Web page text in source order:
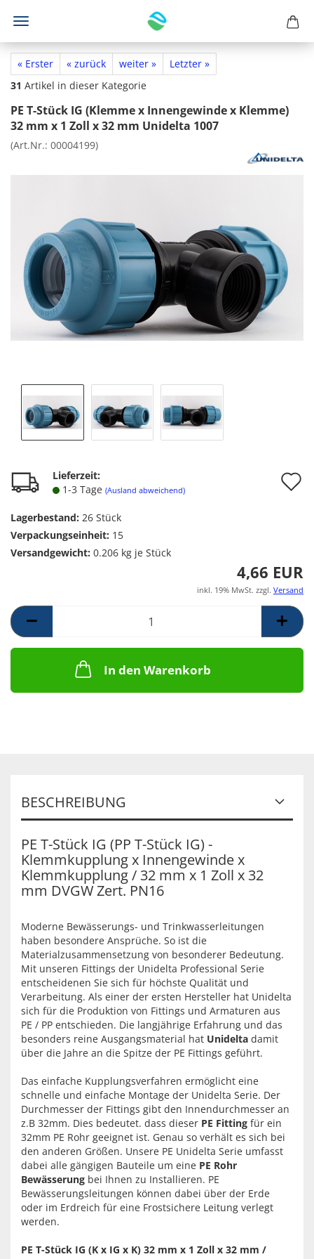
« Erster « zurück weiter »
Letzter »
31 Artikel in dieser Kategorie
PE T-Stück IG (Klemme x Innengewinde x Klemme)
32 mm x 1 Zoll x 32 mm Unidelta 1007
(Art.Nr.: 00004199)
Lieferzeit:
1-3 Tage (Ausland abweichend)
Lagerbestand: 26 Stück
Verpackungseinheit: 15
Versandgewicht: 0.206 kg je Stück
4,66 EUR
inkl. 19% MwSt. zzgl. Versand
In den Warenkorb
BESCHREIBUNG
PE T-Stück IG (PP T-Stück IG) -
Klemmkupplung x Innengewinde x
Klemmkupplung / 32 mm x 1 Zoll x 32
mm DVGW Zert. PN16
Moderne Bewässerungs- und Trinkwasserleitungen
haben besondere Ansprüche. So ist die
Materialzusammensetzung von besonderer Bedeutung.
Mit unseren Fittings der Unidelta Professional Serie
entscheidenen Sie sich für höchste Qualität und
Verarbeitung. Als einer der ersten Hersteller hat Unidelta
sich für die Produktion von Fittings und Armaturen aus
PE / PP entschieden. Die langjährige Erfahrung und das
besonders reine Ausgangsmaterial hat Unidelta damit
über die Jahre an die Spitze der PE Fittings geführt.
Das einfache Kupplungsverfahren ermöglicht eine
schnelle und einfache Montage der Unidelta Serie. Der
Durchmesser der Fittings gibt den Innendurchmesser an
z.B 32mm. Dies bedeutet. dass dieser PE Fitting für ein
32mm PE Rohr geeignet ist. Genau so verhält es sich bei
den anderen Größen. Unsere PE Unidelta Serie umfasst
dabei alle gängigen Bauteile um eine PE Rohr
Bewässerung bei Ihnen zu Installieren. PE
Bewässerungsleitungen können dabei über der Erde
oder im Erdreich für eine Frostsichere Leitung verlegt
werden.
PE T-Stück IG (K x IG x K) 32 mm x 1 Zoll x 32 mm /